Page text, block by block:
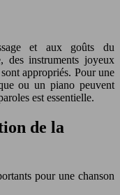
et aux goûts du
des instruments joyeux
appropriés. Pour une
ou un piano peuvent
est essentielle.
de la
pour une chanson